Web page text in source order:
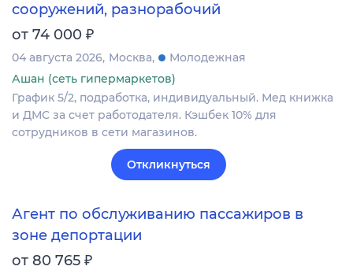
сооружений, разнорабочий
от 74 000 ₽
04 августа 2026 Москва
Молодежная
Ашан (сеть гипермаркетов)
График 5/2, подработка, индивидуальный. Мед книжка
и ДМС за счет работодателя. Кэшбек 10% для
сотрудников в сети магазинов.
Откликнуться
Агент по обслуживанию пассажиров в
зоне депортации
от 80 765 ₽